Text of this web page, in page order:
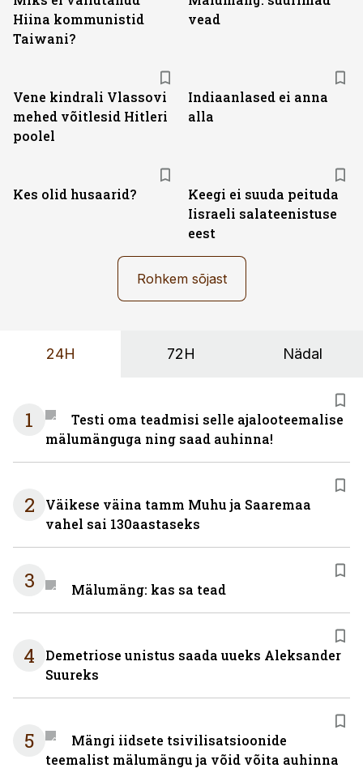
Hiina kommunistid
Taiwani?
vead
Vene kindrali Vlassovi
mehed võitlesid Hitleri
poolel
Indiaanlased ei anna
alla
Kes olid husaarid?
Keegi ei suuda peituda
Iisraeli salateenistuse
eest
Rohkem sõjast
24H 72H Nädal
1
Testi oma teadmisi selle ajalooteemalise
mälumänguga ning saad auhinna!
2
Väikese väina tamm Muhu ja Saaremaa
vahel sai 130aastaseks
3 Mälumäng: kas sa tead
4
Demetriose unistus saada uueks Aleksander
Suureks
5
Mängi iidsete tsivilisatsioonide
teemalist mälumängu ja võid võita auhinna